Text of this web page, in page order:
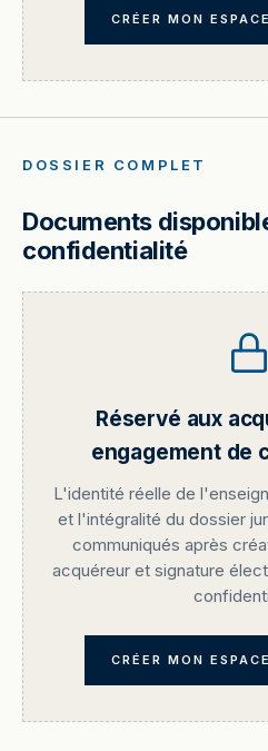
CRÉER MON
DOSSIER COMPLET
Documents
confidentialité
Réservé aux
engagement de
L'identité réelle de
et l'intégralité du dossier
communiqués après
acquéreur et signature
CRÉER MON